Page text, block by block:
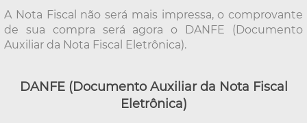
A Nota Fiscal não será mais impressa, o comprovante
de sua compra será agora o DANFE (Documento
Auxiliar da Nota Fiscal Eletrônica).
DANFE (Documento Auxiliar da Nota Fiscal
Eletrônica)